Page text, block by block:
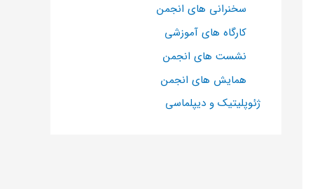
سخنرانی های انجمن
کارگاه های آموزشی
نشست های انجمن
همایش های انجمن
ژئوپلیتیک و دیپلماسی